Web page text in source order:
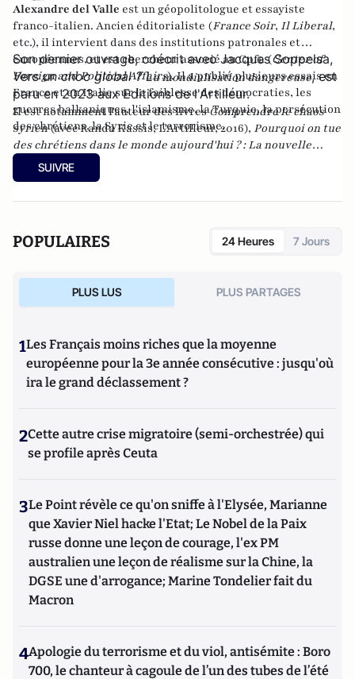
Alexandre del Valle est un géopolitologue et essayiste
franco-italien. Ancien éditorialiste (France Soir, Il Liberal,
etc.), il intervient dans des institutions patronales et
européennes, et est chercheur associé au Cpfa (Center of
Foreign and Political Affairs). Il a publié plusieurs essais en
France et en Italie sur la faiblesse des démocraties, les
guerres balkaniques, l'islamisme, la Turquie, la persécution
des chrétiens, la Syrie et le terrorisme.
Son dernier ouvrage, coécrit avec Jacques Soppelsa,
Vers un choc global ? La mondialisation dangereuse, est
paru en 2023 aux Editions de l'Artilleur.
Il est notamment l'auteur des livresComprendre le chaos
syrien(avec Randa Kassis, L'Artilleur, 2016), Pourquoi on tue
des chrétiens dans le monde aujourd'hui ? : La nouvelle
christianophobie
les vrais enjeux de la candidature d'Ankara
sociétés ouvertes(Editions du Toucan),La statégie de
Projet: La stratégie de conquête et d'infiltration des frères
musulmans en France et dans le monde(Editions de
L'Artilleur).
SUIVRE
POPULAIRES 24 Heures 7 Jours
PLUS LUS PLUS PARTAGES
1Les Français moins riches que la moyenne
européenne pour la 3e année consécutive : jusqu'où
ira le grand déclassement ?
2Cette autre crise migratoire (semi-orchestrée) qui
se profile après Ceuta
3Le Point révèle ce qu'on sniffe à l'Elysée, Marianne
que Xavier Niel hacke l'Etat; Le Nobel de la Paix
russe donne une leçon de courage, l'ex PM
australien une leçon de réalisme sur la Chine, la
DGSE une d'arrogance; Marine Tondelier fait du
Macron
4Apologie du terrorisme et du viol, antisémite : Boro
700, le chanteur à cagoule de l’un des tubes de l’été